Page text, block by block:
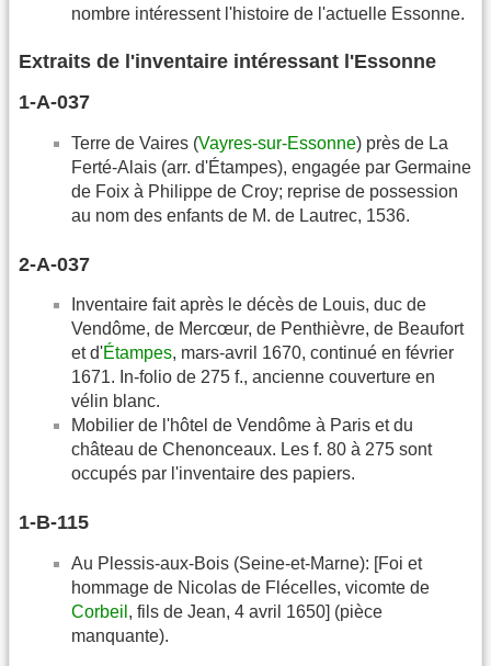
nombre intéressent l'histoire de l'actuelle Essonne.
Extraits de l'inventaire intéressant l'Essonne
1-A-037
Terre de Vaires (Vayres-sur-Essonne) près de La
Ferté-Alais (arr. d'Étampes), engagée par Germaine
de Foix à Philippe de Croy; reprise de possession
au nom des enfants de M. de Lautrec, 1536.
2-A-037
Inventaire fait après le décès de Louis, duc de
Vendôme, de Mercœur, de Penthièvre, de Beaufort
et d'Étampes, mars-avril 1670, continué en février
1671. In-folio de 275 f., ancienne couverture en
vélin blanc.
Mobilier de l'hôtel de Vendôme à Paris et du
château de Chenonceaux. Les f. 80 à 275 sont
occupés par l'inventaire des papiers.
1-B-115
Au Plessis-aux-Bois (Seine-et-Marne): [Foi et
hommage de Nicolas de Flécelles, vicomte de
Corbeil , fils de Jean, 4 avril 1650] (pièce
manquante).